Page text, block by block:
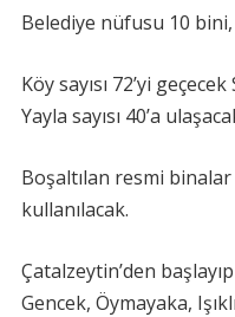
Belediye nüfusu 10
Köy sayısı 72’yi
Yayla sayısı 40’a
Boşaltılan resmi
kullanılacak.
Çatalzeytin’den
Gencek, Öymayaka,